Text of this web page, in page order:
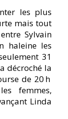
les plus
mais tout
Sylvain
haleine les
31
décroché la
de 20 h
femmes,
Linda